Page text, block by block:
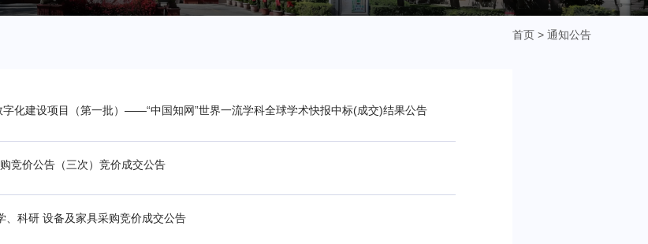
首页 > 通知公告
化建设项目（第一批）——“中国知网”世界一流学科全球学术快报中标(成交)结果公告
竞价公告（三次）竞价成交公告
、科研 设备及家具采购竞价成交公告